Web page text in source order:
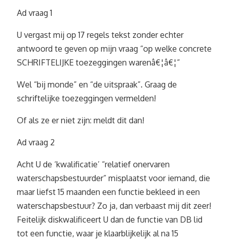
Ad vraag 1
U vergast mij op 17 regels tekst zonder echter
antwoord te geven op mijn vraag “op welke concrete
SCHRIFTELIJKE toezeggingen warenâ€¦â€¦”
Wel “bij monde” en “de uitspraak”. Graag de
schriftelijke toezeggingen vermelden!
Of als ze er niet zijn: meldt dit dan!
Ad vraag 2
Acht U de ‘kwalificatie’ “relatief onervaren
waterschapsbestuurder” misplaatst voor iemand, die
maar liefst 15 maanden een functie bekleed in een
waterschapsbestuur? Zo ja, dan verbaast mij dit zeer!
Feitelijk diskwalificeert U dan de functie van DB lid
tot een functie, waar je klaarblijkelijk al na 15